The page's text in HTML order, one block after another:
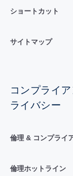
ショートカット
サイトマップ
コンプライ
ライバシー
倫理 & コンプライ
倫理ホットライン